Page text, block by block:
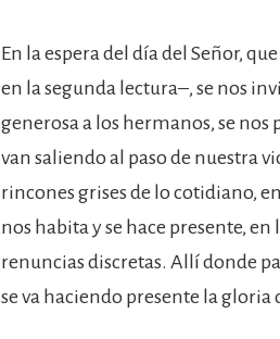
En la espera del día del Señor,
en la segunda lectura–, se nos
generosa a los hermanos, se nos
van saliendo al paso de nuestra
rincones grises de lo cotidiano,
nos habita y se hace presente, en
renuncias discretas. Allí donde
se va haciendo presente la gloria